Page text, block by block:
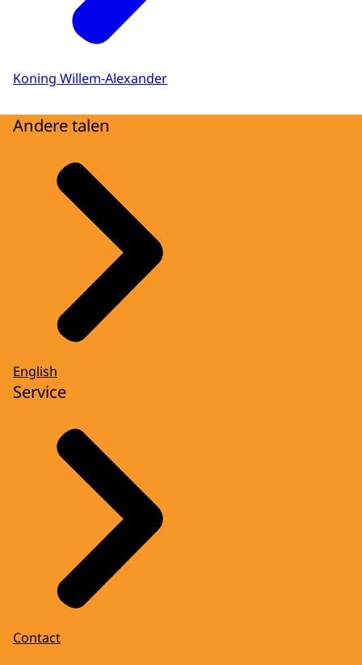
Koning Willem-Alexander
Andere talen
English
Service
Contact